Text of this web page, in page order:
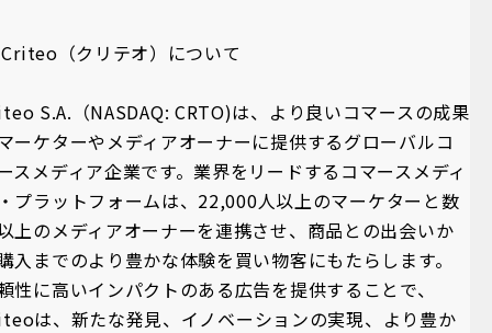
（クリテオ）について
S.A.（NASDAQ: CRTO)は、より良いコマースの成果
ーケターやメディアオーナーに提供するグローバルコ
スメディア企業です。業界をリードするコマースメディ
プラットフォームは、22,000人以上のマーケターと数
上のメディアオーナーを連携させ、商品との出会いか
入までのより豊かな体験を買い物客にもたらします。
性に高いインパクトのある広告を提供することで、
は、新たな発見、イノベーションの実現、より豊か